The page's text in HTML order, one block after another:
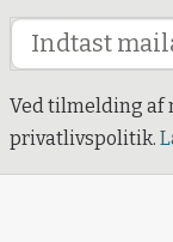
Ved tilmelding af
privatlivspolitik.